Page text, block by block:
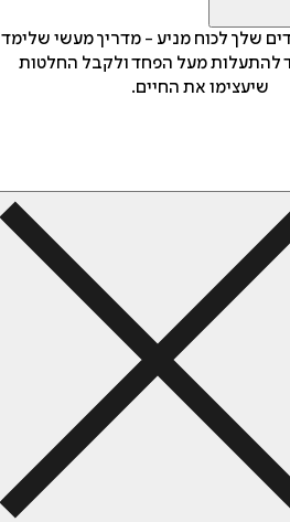
שלך לכוח מניע - מדריך מעשי שלימד
להתעלות מעל הפחד ולקבל החלטות
שיעצימו את החיים.